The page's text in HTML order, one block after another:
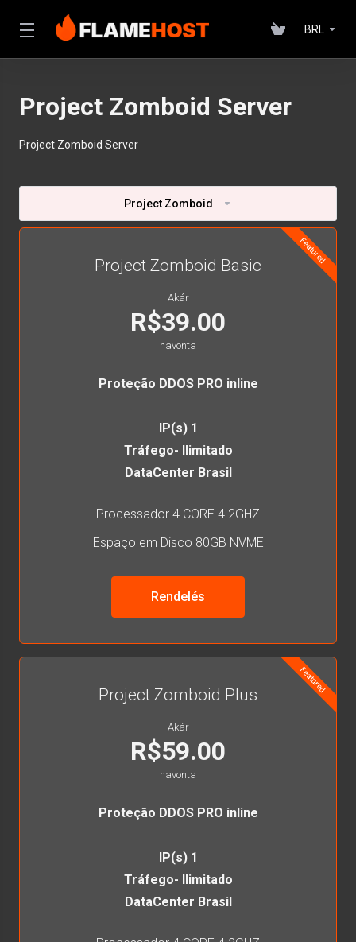
BRL
Project Zomboid Server
Project Zomboid Server
Project Zomboid
Featured
Project Zomboid Basic
Akár
R$39.00
havonta
Processador 4 CORE 4.2GHZ
Espaço em Disco 80GB NVME
Proteção DDOS PRO inline
IP(s) 1
Tráfego- Ilimitado
DataCenter Brasil
Rendelés
Featured
Project Zomboid Plus
Akár
R$59.00
havonta
Proteção DDOS PRO inline
IP(s) 1
Tráfego- Ilimitado
DataCenter Brasil